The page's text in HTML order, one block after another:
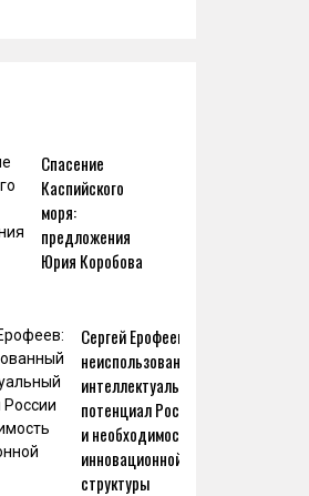
Спасение
Каспийского
моря:
предложения
Юрия Коробова
Сергей Ерофеев:
неиспользованный
интеллектуальный
потенциал России
и необходимость
инновационной
структуры